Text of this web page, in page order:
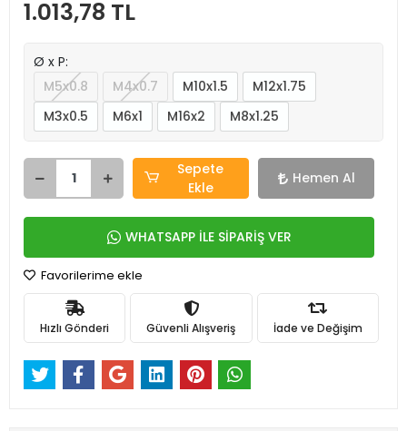
1.013,78 TL
Ø x P:
M5x0.8
M4x0.7 M10x1.5
M12x1.75
M3x0.5
M6x1 M16x2 M8x1.25
Sepete
Ekle
Hemen Al
WHATSAPP İLE SİPARİŞ VER
Favorilerime ekle
Hızlı Gönderi Güvenli Alışveriş İade ve Değişim